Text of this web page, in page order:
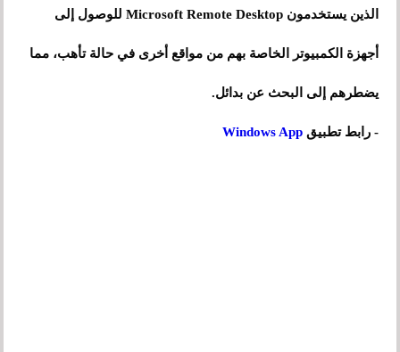
الذين يستخدمون Microsoft Remote Desktop للوصول إلى
أجهزة الكمبيوتر الخاصة بهم من مواقع أخرى في حالة تأهب، مما
يضطرهم إلى البحث عن بدائل.
- رابط تطبيقWindows App